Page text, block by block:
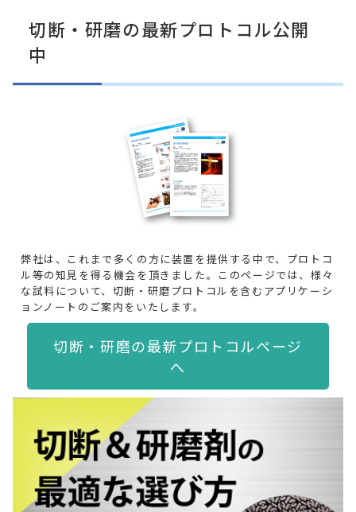
切断・研磨の最新プロトコル公開
中
弊社は、これまで多くの方に装置を提供する中で、プロトコ
ル等の知見を得る機会を頂きました。このページでは、様々
な試料について、切断・研磨プロトコルを含むアプリケーシ
ョンノートのご案内をいたします。
切断・研磨の最新プロトコルページ
へ